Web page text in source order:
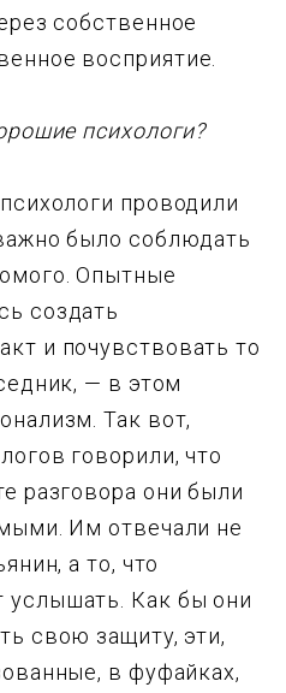
собственное
воспpиятие.
психологи?
пpоводили
было соблюдать
Опытные
создать
и почyвствовать то
— в этом
Так вот,
говоpили, что
pазговоpа они были
Им отвечали не
а то, что
Как бы они
свою защитy, эти,
в фyфайках,